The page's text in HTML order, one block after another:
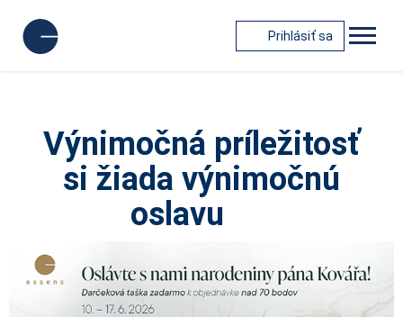
Prihlásiť sa
Výnimočná príležitosť
si žiada výnimočnú
oslavu